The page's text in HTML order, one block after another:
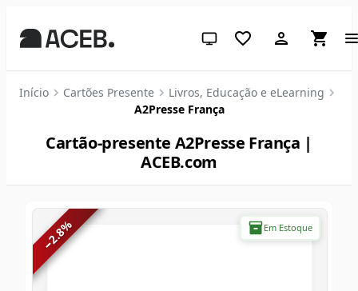
Tema do sistema (clique para
Início Cartões Presente
Livros, Educação e eLearning
A2Presse França
Cartão-presente A2Presse França |
ACEB.com
Em Estoque
−
2.8
%